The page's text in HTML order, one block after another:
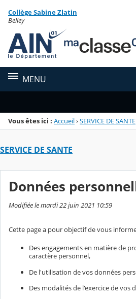
Menu de la rubrique
Contenu
Collège Sabine Zlatin
Belley
MENU
Vous êtes ici : Accueil›SERVICE DE SANTE
SERVICE DE SANTE
Données
Modifiée le mardi 22 juin 2021 10:59
Cette page a pour objectif de vous
Des engagements en matière de
caractère personnel,
De l'utilisation de vos données
Des modalités de l'exercice de vos